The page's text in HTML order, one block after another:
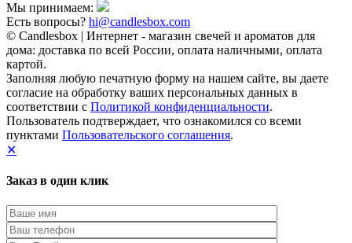
Мы принимаем:
Есть вопросы? hi@candlesbox.com
© Candlesbox | Интернет - магазин свечей и ароматов для
дома: доставка по всей России, оплата наличными, оплата
картой.
Заполняя любую печатную форму на нашем сайте, вы даете
согласие на обработку ваших персональных данных в
соответствии с Политикой конфиденциальности.
Пользователь подтверждает, что ознакомился со всеми
пунктами Пользовательского соглашения.
✕
Заказ в один клик